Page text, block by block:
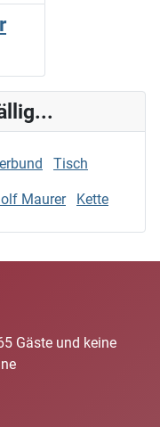
Tisch
Maurer Kette
Gäste und keine